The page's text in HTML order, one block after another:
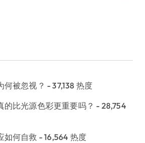
何被忽视？ - 37,138 热度
的比光源色彩更重要吗？ - 28,754
如何自救 - 16,564 热度